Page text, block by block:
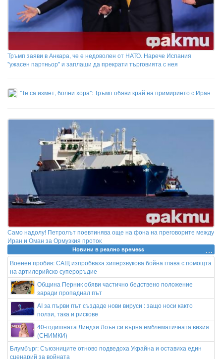
Тръмп заяви в Анкара, че е недоволен от НАТО. Нарече Испания
"ужасен партньор" и заплаши да прекрати търговията с нея
"Те са измет, болни хора": Тръмп обяви край на примирието с Иран
Само надолу! Петролът поевтинява още на фона на преговорите между
Иран и Оман за Ормузкия проток
Новини в реално времеss
Военен пробив: САЩ изпробваха хиперзвукова бойна глава с помощта
на артилерийско супероръдие
Община Перник обяви частично бедствено положение
заради пропаднал път
AI за първи път създадe нови вируси : защо носи както
ползи, така и рискове
40-годишната Линдзи Лоън си върна емблематичната визия
(СНИМКИ)
Блумбърг: Съюзниците отново подведоха Украйна и оставиха един
сценарий за войната